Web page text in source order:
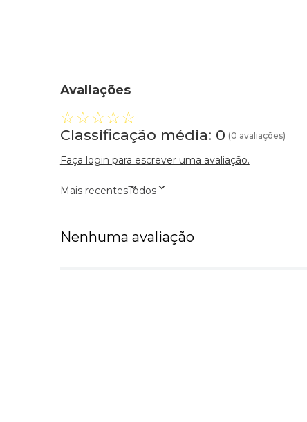
Avaliações
☆☆☆☆☆
Classificação média: 0 (0 avaliações)
Faça login para escrever uma avaliação.
Mais recentesTodos
Nenhuma avaliação